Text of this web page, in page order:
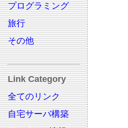
プログラミング
旅行
その他
Link Category
全てのリンク
自宅サーバ構築